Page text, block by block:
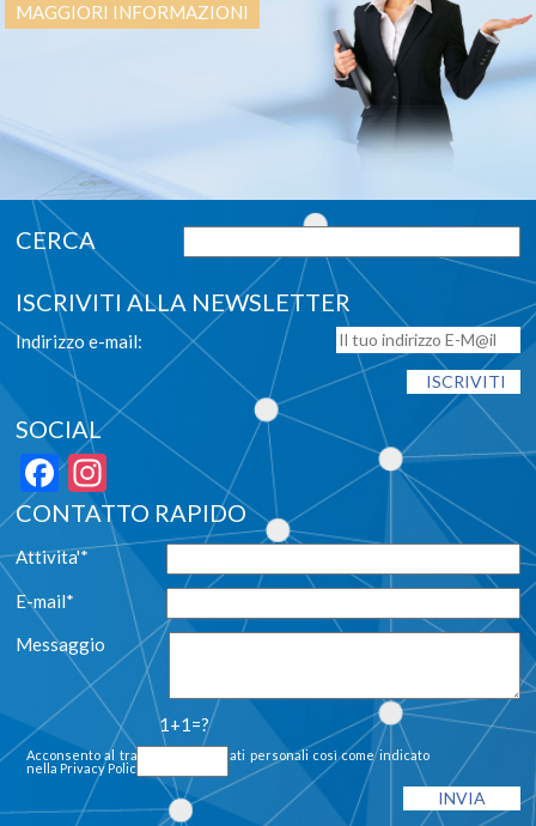
MAGGIORI INFORMAZIONI
ISCRIVITI ALLA NEWSLETTER
Indirizzo e-mail:
SOCIAL
Facebook
Instagram
CONTATTO RAPIDO
Attivita'*
E-mail*
Messaggio
1+1=?
Acconsento al trattamento dei dati personali così come indicato
nella Privacy Policy